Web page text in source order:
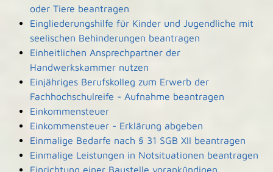
oder Tiere beantragen
Eingliederungshilfe für Kinder und Jugendliche mit
seelischen Behinderungen beantragen
Einheitlichen Ansprechpartner der
Handwerkskammer nutzen
Einjähriges Berufskolleg zum Erwerb der
Fachhochschulreife - Aufnahme beantragen
Einkommensteuer
Einkommensteuer - Erklärung abgeben
Einmalige Bedarfe nach § 31 SGB XII beantragen
Einmalige Leistungen in Notsituationen beantragen
Einrichtung einer Baustelle vorankündigen